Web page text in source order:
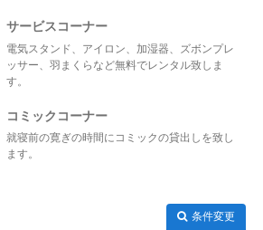
サービスコーナー
電気スタンド、アイロン、加湿器、ズボンプレ
ッサー、羽まくらなど無料でレンタル致しま
す。
コミックコーナー
就寝前の寛ぎの時間にコミックの貸出しを致し
ます。
条件変更